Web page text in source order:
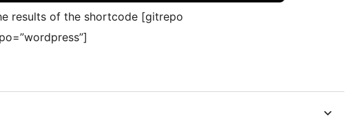
results of the shortcode [gitrepo